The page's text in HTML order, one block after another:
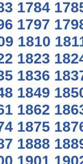
1784
1797
1810
1823
1836
1849
1862
1875
1888
1901